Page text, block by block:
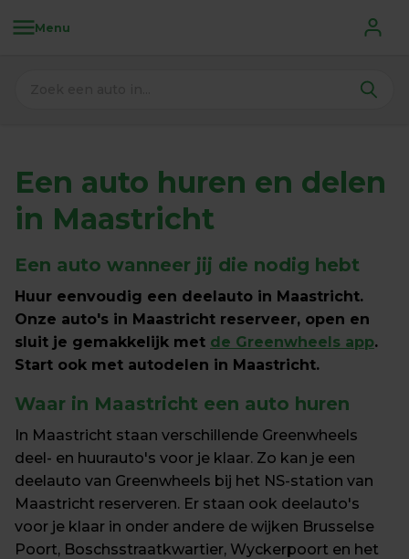
Menu
Een auto huren en delen
in Maastricht
Een auto wanneer jij die nodig hebt
Huur eenvoudig een deelauto in Maastricht.
Onze auto's in Maastricht reserveer, open en
sluit je gemakkelijk met de Greenwheels app.
Start ook met autodelen in Maastricht.
Waar in Maastricht een auto huren
In Maastricht staan verschillende Greenwheels
deel- en huurauto's voor je klaar. Zo kan je een
deelauto van Greenwheels bij het NS-station van
Maastricht reserveren. Er staan ook deelauto's
voor je klaar in onder andere de wijken Brusselse
Poort, Boschsstraatkwartier, Wyckerpoort en het